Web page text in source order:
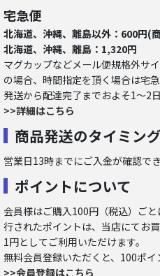
宅急便
北海道、沖縄、離島以外：600円(
北海道、沖縄、離島：1,320円
マグカップなどメール便規格外サ
の場合、時間指定を頂く場合は宅
発送から配達完了までおよそ1～2
>>詳細はこちら
商品発送のタイミング
営業日13時までにご入金が確認で
ポイントについて
会員様はご購入100円（税込）ご
行されたポイントは、当店にてお
1円としてご利用いただけます。
無料会員登録いただくと、100ポイ
>>会員登録はこちら